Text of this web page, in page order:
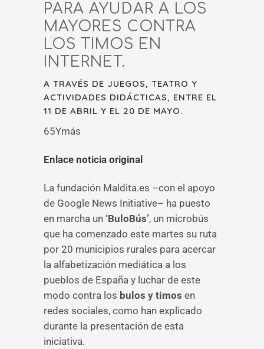
PARA AYUDAR A LOS
MAYORES CONTRA
LOS TIMOS EN
INTERNET.
A TRAVÉS DE JUEGOS, TEATRO Y
ACTIVIDADES DIDÁCTICAS, ENTRE EL
11 DE ABRIL Y EL 20 DE MAYO.
65Ymás
Enlace noticia original
La fundación Maldita.es –con el apoyo
de Google News Initiative– ha puesto
en marcha un ‘BuloBús’, un microbús
que ha comenzado este martes su ruta
por 20 municipios rurales para acercar
la alfabetización mediática a los
pueblos de España y luchar de este
modo contra los bulos y timos en
redes sociales, como han explicado
durante la presentación de esta
iniciativa.